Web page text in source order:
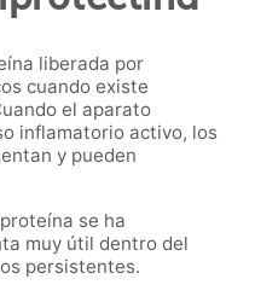
liberada por
cuando existe
el aparato
inflamatorio activo, los
y pueden
se ha
muy útil dentro del
persistentes.